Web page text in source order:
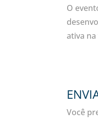
O
ativa
Você